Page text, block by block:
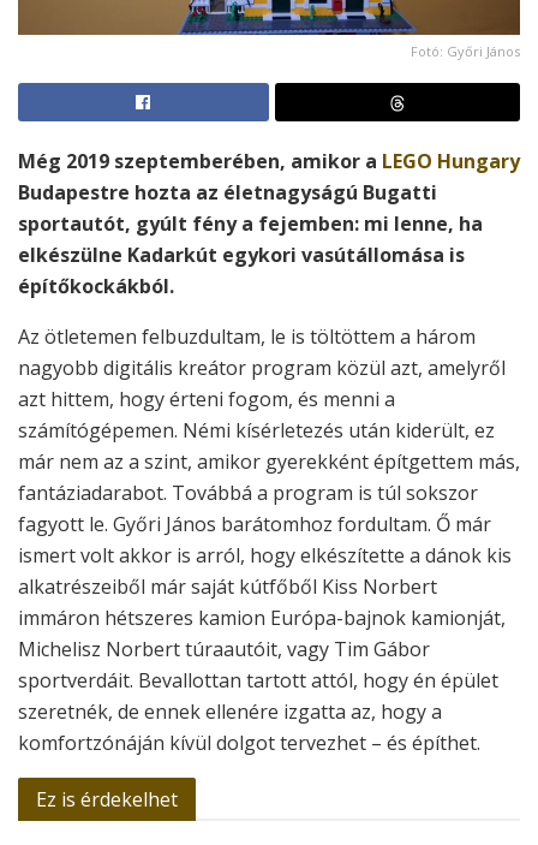
Fotó: Győri János
Még 2019 szeptemberében, amikor a LEGO Hungary
Budapestre hozta az életnagyságú Bugatti
sportautót, gyúlt fény a fejemben: mi lenne, ha
elkészülne Kadarkút egykori vasútállomása is
építőkockákból.
Az ötletemen felbuzdultam, le is töltöttem a három
nagyobb digitális kreátor program közül azt, amelyről
azt hittem, hogy érteni fogom, és menni a
számítógépemen. Némi kísérletezés után kiderült, ez
már nem az a szint, amikor gyerekként építgettem más,
fantáziadarabot. Továbbá a program is túl sokszor
fagyott le. Győri János barátomhoz fordultam. Ő már
ismert volt akkor is arról, hogy elkészítette a dánok kis
alkatrészeiből már saját kútfőből Kiss Norbert
immáron hétszeres kamion Európa-bajnok kamionját,
Michelisz Norbert túraautóit, vagy Tim Gábor
sportverdáit. Bevallottan tartott attól, hogy én épület
szeretnék, de ennek ellenére izgatta az, hogy a
komfortzónáján kívül dolgot tervezhet – és építhet.
Ez is érdekelhet